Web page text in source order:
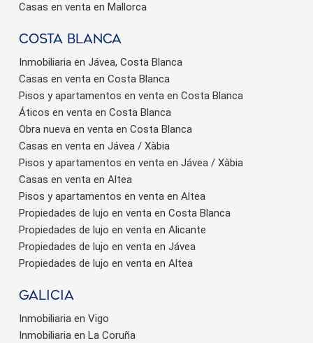
Casas en venta en Mallorca
Costa Blanca
Inmobiliaria en Jávea, Costa Blanca
Casas en venta en Costa Blanca
Pisos y apartamentos en venta en Costa Blanca
Áticos en venta en Costa Blanca
Obra nueva en venta en Costa Blanca
Casas en venta en Jávea / Xàbia
Pisos y apartamentos en venta en Jávea / Xàbia
Casas en venta en Altea
Pisos y apartamentos en venta en Altea
Propiedades de lujo en venta en Costa Blanca
Propiedades de lujo en venta en Alicante
Propiedades de lujo en venta en Jávea
Propiedades de lujo en venta en Altea
Galicia
Inmobiliaria en Vigo
Inmobiliaria en La Coruña